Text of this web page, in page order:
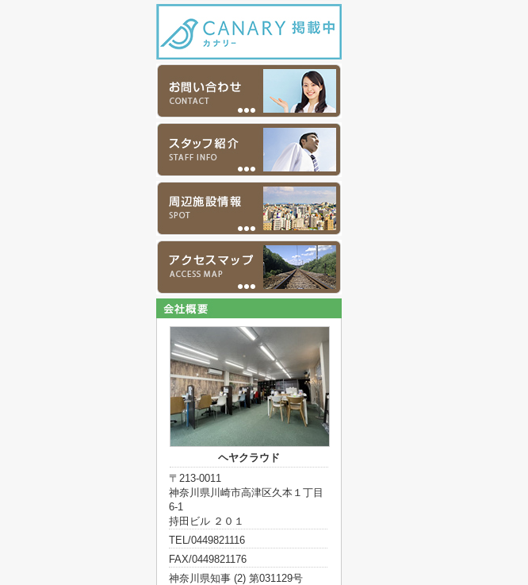
ヘヤクラウド
〒213-0011
神奈川県川崎市高津区久本１丁目
6-1
持田ビル ２０１
TEL/0449821116
FAX/0449821176
神奈川県知事 (2) 第031129号